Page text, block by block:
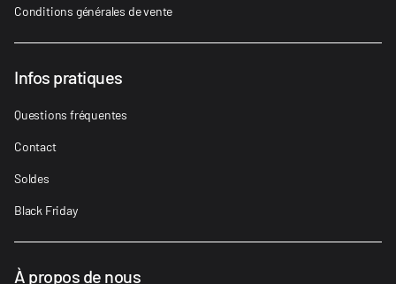
Conditions générales de vente
Infos pratiques
Questions fréquentes
Contact
Soldes
Black Friday
À propos de nous